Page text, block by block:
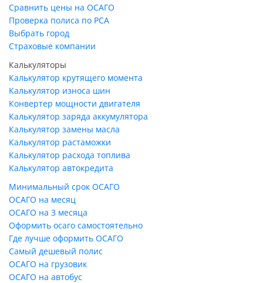
Сравнить цены на ОСАГО
Проверка полиса по РСА
Выбрать город
Страховые компании
Калькуляторы
Калькулятор крутящего момента
Калькулятор износа шин
Конвертер мощности двигателя
Калькулятор заряда аккумулятора
Калькулятор замены масла
Калькулятор растаможки
Калькулятор расхода топлива
Калькулятор автокредита
Минимальный срок ОСАГО
ОСАГО на месяц
ОСАГО на 3 месяца
Оформить осаго самостоятельно
Где лучше оформить ОСАГО
Самый дешевый полис
ОСАГО на грузовик
ОСАГО на автобус